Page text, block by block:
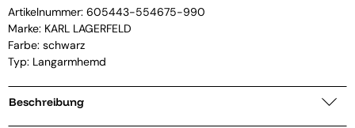
Artikelnummer: 605443-554675-990
Marke: KARL LAGERFELD
Farbe: schwarz
Typ: Langarmhemd
Beschreibung